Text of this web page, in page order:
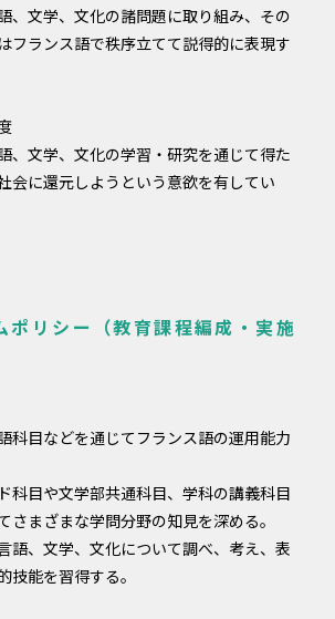
、文学、文化の諸問題に取り組み、その
フランス語で秩序立てて説得的に表現す
、文学、文化の学習・研究を通じて得た
会に還元しようという意欲を有してい
ポリシー（教育課程編成・実施
科目などを通じてフランス語の運用能力
科目や文学部共通科目、学科の講義科目
さまざまな学問分野の知見を深める。
語、文学、文化について調べ、考え、表
技能を習得する。